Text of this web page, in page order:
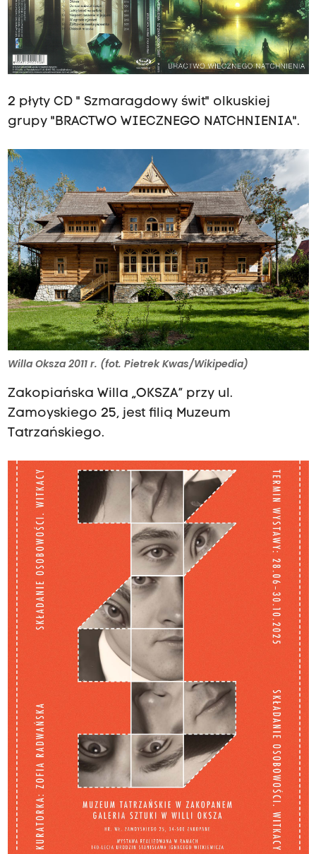
2 płyty CD " Szmaragdowy świt" olkuskiej
grupy "BRACTWO WIECZNEGO NATCHNIENIA".
Willa Oksza 2011 r. (fot. Pietrek Kwas/Wikipedia)
Zakopiańska Willa „OKSZA” przy ul.
Zamoyskiego 25, jest filią Muzeum
Tatrzańskiego.